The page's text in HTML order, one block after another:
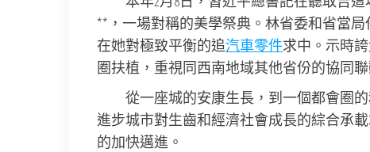
**，一場對稱的美學祭典。林省委和省當
在她對極致平衡的追汽車零件求中。示時誇
圈扶植，重視同西南地域其他省份的協同
從一座城的安康生長，到一個都會圈
進步城市對生齒和經濟社會成長的綜合承載
的加快邁進。